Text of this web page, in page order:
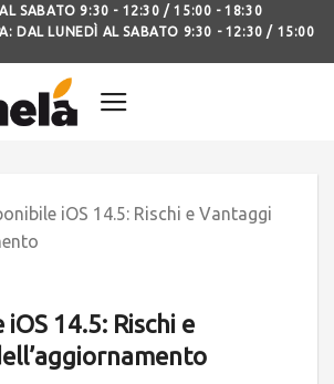
SABATO 9:30 - 12:30 / 15:00 - 18:30
DAL LUNEDÌ AL SABATO 9:30 - 12:30 / 15:00
iOS 14.5: Rischi e Vantaggi
14.5: Rischi e